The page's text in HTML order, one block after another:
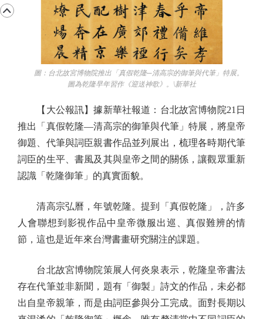
圖：台北故宮博物院推出「真假乾隆─清高宗的御筆與代筆」特展。
圖為乾隆早年習作《迎送神歌》。\新華社
【大公報訊】據新華社報道：台北故宮博物院21日
推出「真假乾隆—清高宗的御筆與代筆」特展，將皇帝
御題、代筆與詞臣親書作品並列展出，梳理各時期代筆
詞臣的生平、書風及其與皇帝之間的關係，讓觀眾重新
認識「乾隆御筆」的真實面貌。
清高宗弘曆，年號乾隆。提到「真假乾隆」，許多
人會聯想到影視作品中皇帝微服出巡、真假難辨的情
節，這也是近年來台灣書畫研究關注的課題。
台北故宮博物院策展人何炎泉表示，乾隆皇帝書法
存在代筆並非新聞，題有「御製」詩文的作品，未必都
出自皇帝親筆，而是由詞臣參與分工完成。面對長期以